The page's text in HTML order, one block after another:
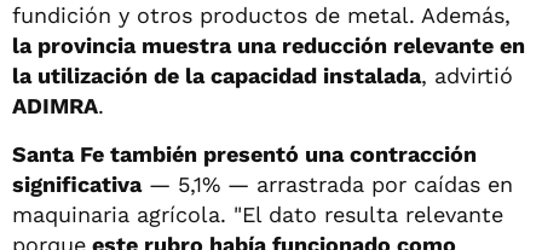
fundición y otros productos de metal. Además,
la provincia muestra una reducción relevante en
la utilización de la capacidad instalada, advirtió
ADIMRA.
Santa Fe también presentó una contracción
significativa— 5,1% — arrastrada por caídas en
maquinaria agrícola. "El dato resulta relevante
porque este rubro había funcionado como